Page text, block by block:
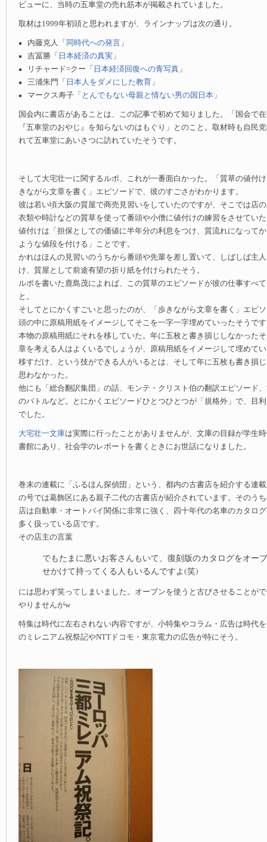
ビューに、当時の五車堂の売れ筋本が掲載されていました。
取材は1999年初頭と思われますが、ラインナップは次の通り。
内藤克人「 同時代への発言 」
吉冨勝「 日本経済の真実 」
リチャード=クー「 日本経済回復への青写真 」
三浦朱門「 日本人をダメにした教育 」
マークス寿子「 とんでもない母親と情ない男の国日本 」
国会内に書店があることは、この記事で初めて知りました。「国会で
『五車堂のおやじ』を知らないのはもぐり」とのこと。取材時も自民
れて五車堂にあいさつに訪れていたそうです。
そして大宅壮一に関するルポ、これが一番面白かった。「質草の値付
きながら文章を書く」エピソードで、彼のすごさがわかります。
彼は若い頃大阪の質屋で商売見習いをしていたのですが、そこでは店
衣類や時計などの質草を使って番頭や小僧に値付けの練習をさせてい
値付けは「担保としての価値に半年分の利息をつけ、質流れになって
ような値段を付ける」ことです。
かれはほんの見習いのうちから番頭や先輩を差し置いて、しばしば主
け、質屋として前途有望の折り紙を付けられたそう。
ルポを書いた鹿島茂によれば、この質草のエピソードが彼の仕事すべ
と。
そしてとにかくすごいと思ったのが、「歩きながら文章を書く」エピ
頭の中に原稿用紙をイメージしてそこを一字一字埋めていったそうで
本物の原稿用紙にそれを移していた。年に五枚と書き損じしなかった
章を考える人はよくいるでしょうが、原稿用紙をイメージして埋めて
移すだけ、という技ができる人がいるとは、そして年に五枚も書き損
思わなかった。
他にも「総合翻訳集団」の話、モンテ・クリスト伯の翻訳エピソード
のバトルなど。とにかくエピソードひとつひとつが「規格外」で、目
でした。
大宅壮一文庫は実際に行ったことがありませんが、文庫の目録が学生
書館にあり、社会学のレポートを書くときにお世話になりました。
巻末の連載に「ふるほん探偵団」という、都内の古書店を紹介する連
の号では葛飾区にある親子二代の古書店が紹介されています。そのう
店は自動車・オートバイ関係に非常に強く、四十年代の名車のカタロ
多く扱っている店です。
その店主の言葉
でもたまに悪いお客さんもいて、復刻版のカタログをオー
せかけて持ってくる人もいるんですよ(笑)
には思わず笑ってしまいました。オーブンを使うと古びさせることが
やりませんがw
特集は時代に左右されない内容ですが、小特集やコラム・広告は時代
のミレニアム祝祭記やNTTドコモ・東京電力の広告が特にそう。